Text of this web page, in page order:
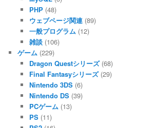
PHP(48)
ウェブページ関連(89)
一般プログラム (12)
雑談(106)
ゲーム (229)
Dragon Questシリーズ(68)
Final Fantasyシリーズ(29)
Nintendo 3DS(6)
Nintendo DS(39)
PCゲーム (13)
PS(11)